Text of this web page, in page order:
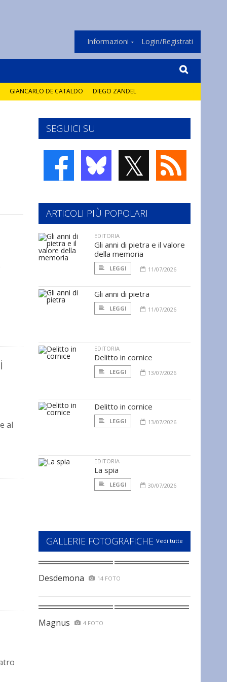
Informazioni Login/Registrati
GIANCARLO DE CATALDO DIEGO ZANDEL
al
SEGUICI SU
𝕏
ARTICOLI PIÙ POPOLARI
EDITORIA
Gli anni di pietra e il valore
della memoria
LEGGI 11/07/2026
Gli anni di pietra
LEGGI 11/07/2026
EDITORIA
Delitto in cornice
LEGGI 13/07/2026
Delitto in cornice
LEGGI 13/07/2026
EDITORIA
La spia
LEGGI 30/07/2026
GALLERIE FOTOGRAFICHE Vedi tutte
Desdemona 14 FOTO
Magnus 4 FOTO